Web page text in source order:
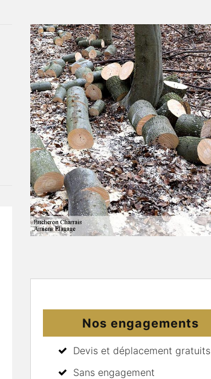
Nos engagements
Devis et déplacement gratuits
Sans engagement